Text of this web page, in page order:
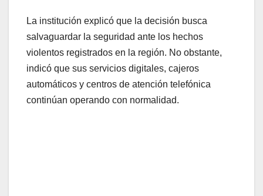
La institución explicó que la decisión busca
salvaguardar la seguridad ante los hechos
violentos registrados en la región. No obstante,
indicó que sus servicios digitales, cajeros
automáticos y centros de atención telefónica
continúan operando con normalidad.